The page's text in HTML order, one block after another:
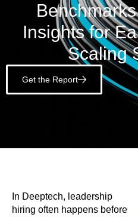
Insights for
Scaling
Get the Report
In Deeptech, leadership
hiring often happens before